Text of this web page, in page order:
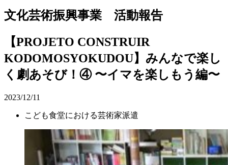
文化芸術振興事業 活動報告
【PROJETO CONSTRUIR
KODOMOSYOKUDOU】みんなで楽し
く劇あそび！④ 〜イマを楽しもう編〜
2023/12/11
こども食堂における芸術家派遣